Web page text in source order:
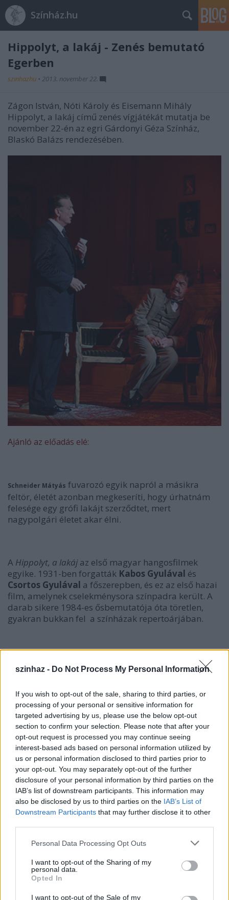
szinhaz - Do Not Process My Personal Information
If you wish to opt-out of the sale, sharing to third parties, or
processing of your personal or sensitive information for
targeted advertising by us, please use the below opt-out
section to confirm your selection. Please note that after your
opt-out request is processed you may continue seeing
interest-based ads based on personal information utilized by
us or personal information disclosed to third parties prior to
your opt-out. You may separately opt-out of the further
disclosure of your personal information by third parties on the
IAB’s list of downstream participants. This information may
also be disclosed by us to third parties on the IAB’s List of
Downstream Participants that may further disclose it to other
Please note that this website/app uses one or more Google
not limited to your visit or usage behaviour. You may click to
grant or deny consent to Google and its third-party tags to
use your data for below specified purposes in below Google
consent section.
Personal Data Processing Opt Outs
I want to opt-out of the Sharing of my
personal data.
Opted In
I want to opt-out of the Sale of my
Színház.hu
Hippolyt, a lakáj - Zenés bemutató
Egerben
szinhazhu • 2013. november 22.
Zágon István, Nóti Károly és Eisemann Mihály
Hippolyt, a lakáj című zenés vígjátékát mutatja be
november 22-én az egri Gárdonyi Géza Színház,
Blaskó Balázs rendezésében.
Ajánló az előadás elé:
Schneider Mátyás fuvarozó egyik napról a másikra
feltör, életét azonban megkeseríti, hogy úrhatnám
felesége egy grófi lakájt szerződtet, mert
nagypolgári életet akar élni.
A Hippolyt, a lakáj az első magyar hangosfilmek
egyike. 1931-ben forgatták Kabos Gyulával és
Csortos Gyulával a főszerepben, és ez az első hazai
film, amelynek cselekménysora színpadra került. A
darab sikere 1984-es ősbemutatója óta töretlen,
gyakran bukkan fel a színházak repertoárjában.
A történet változatlanul időszerű, hisz ki ne ismerné
a mai "Schneider családokat", akik anyagiakban
ugyan bővelkednek, de szellemiekben igencsak
szegények maradtak.